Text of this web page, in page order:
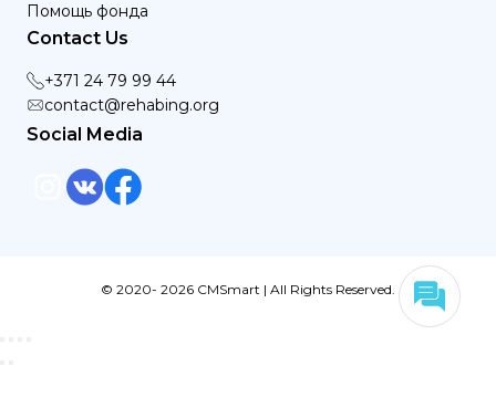
Помощь фонда
Contact Us
+371 24 79 99 44
contact@rehabing.org
Social Media
© 2020- 2026 CMSmart | All Rights Reserved.